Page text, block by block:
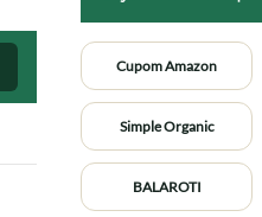
Cupom Amazon
Simple Organic
BALAROTI